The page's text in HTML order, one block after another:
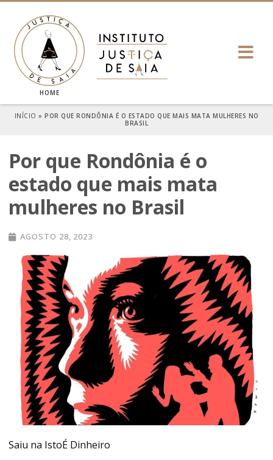
HOME
INÍCIO » POR QUE RONDÔNIA É O ESTADO QUE MAIS MATA MULHERES NO
BRASIL
Por que Rondônia é o
estado que mais mata
mulheres no Brasil
AGOSTO 28, 2023
Saiu na IstoÉ Dinheiro